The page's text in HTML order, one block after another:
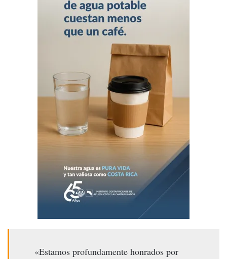
«Estamos profundamente honrados por